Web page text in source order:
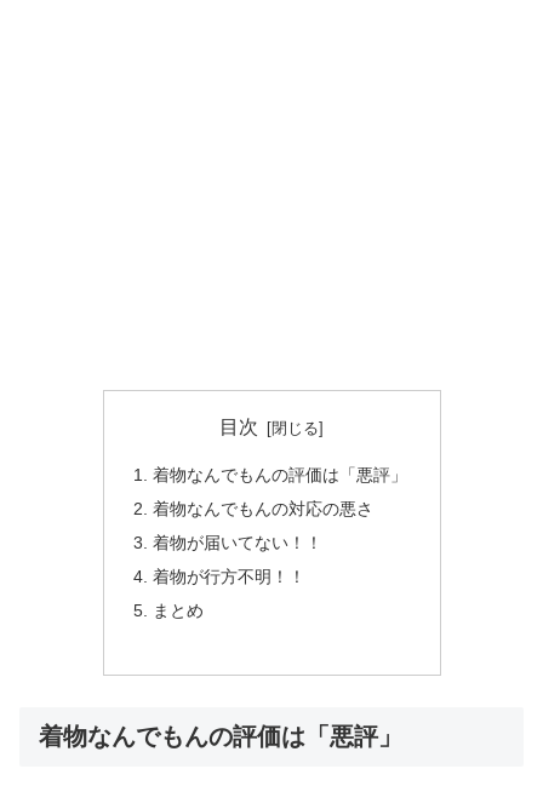
目次
着物なんでもんの評価は「悪評」
着物なんでもんの対応の悪さ
着物が届いてない！！
着物が行方不明！！
まとめ
着物なんでもんの評価は「悪評」